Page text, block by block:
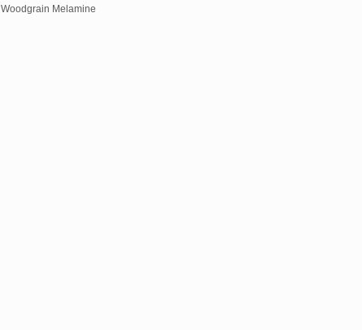
Woodgrain Melamine